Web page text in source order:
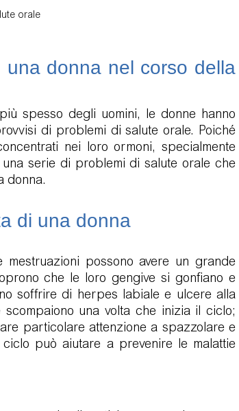
orale
donna nel corso della
spesso degli uomini, le donne hanno
di problemi di salute orale. Poiché
nei loro ormoni, specialmente
serie di problemi di salute orale che
donna.
di una donna
possono avere un grande
che le loro gengive si gonfiano e
soffrire di herpes labiale e ulcere alla
una volta che inizia il ciclo;
particolare attenzione a spazzolare e
può aiutare a prevenire le malattie